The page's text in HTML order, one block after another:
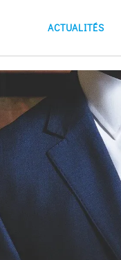
ACTUALITÉS